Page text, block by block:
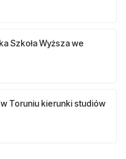
Szkoła Wyższa we
Toruniu kierunki studiów